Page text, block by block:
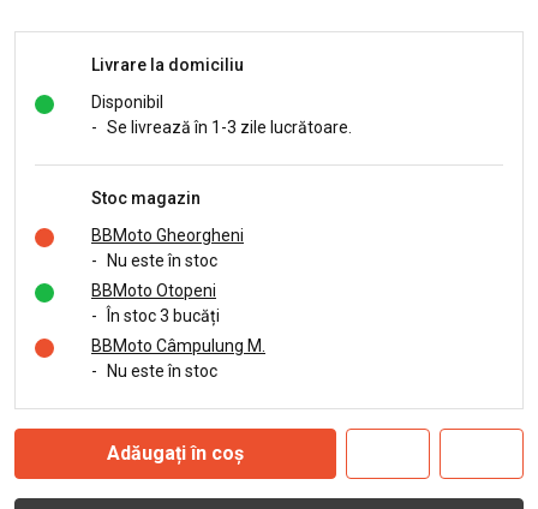
Livrare la domiciliu
Disponibil
- Se livrează în 1-3 zile lucrătoare.
Stoc magazin
BBMoto Gheorgheni
-
Nu este în stoc
BBMoto Otopeni
-
În stoc 3 bucăți
BBMoto Câmpulung M.
-
Nu este în stoc
Adăugați în coș